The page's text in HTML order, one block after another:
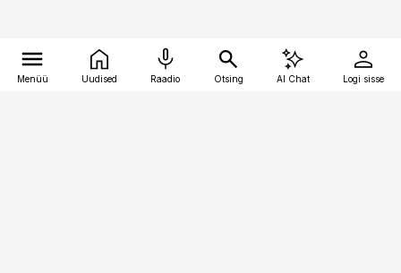
Menüü Uudised Raadio Otsing AI Chat Logi sisse